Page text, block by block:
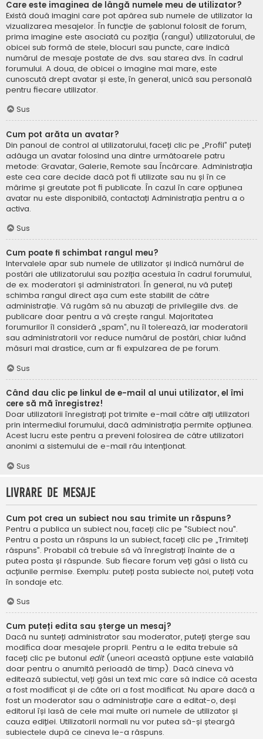
Care este imaginea de lângă numele meu de utilizator?
Există două imagini care pot apărea sub numele de utilizator la
vizualizarea mesajelor. În funcție de șablonul folosit de forum,
prima imagine este asociată cu poziția (rangul) utilizatorului, de
obicei sub formă de stele, blocuri sau puncte, care indică
numărul de mesaje postate de dvs. sau starea dvs. în cadrul
forumului. A doua, de obicei o imagine mai mare, este
cunoscută drept avatar și este, în general, unică sau personală
pentru fiecare utilizator.
Sus
Cum pot arăta un avatar?
Din panoul de control al utilizatorului, faceți clic pe „Profil” puteți
adăuga un avatar folosind una dintre următoarele patru
metode: Gravatar, Galerie, Remote sau Încărcare. Administrația
este cea care decide dacă pot fi utilizate sau nu și în ce
mărime și greutate pot fi publicate. În cazul în care opțiunea
avatar nu este disponibilă, contactați Administrația pentru a o
activa.
Sus
Cum poate fi schimbat rangul meu?
Intervalele apar sub numele de utilizator și indică numărul de
postări ale utilizatorului sau poziția acestuia în cadrul forumului,
de ex. moderatori și administratori. În general, nu vă puteți
schimba rangul direct așa cum este stabilit de către
administrație. Vă rugăm să nu abuzați de privilegiile dvs. de
publicare doar pentru a vă crește rangul. Majoritatea
forumurilor îl consideră „spam”, nu îl tolerează, iar moderatorii
sau administratorii vor reduce numărul de postări, chiar luând
măsuri mai drastice, cum ar fi expulzarea de pe forum.
Sus
Când dau clic pe linkul de e-mail al unui utilizator, el îmi
cere să mă înregistrez!
Doar utilizatorii înregistrați pot trimite e-mail către alți utilizatori
prin intermediul forumului, dacă administrația permite opțiunea.
Acest lucru este pentru a preveni folosirea de către utilizatori
anonimi a sistemului de e-mail rău intenționat.
Sus
Livrare de mesaje
Cum pot crea un subiect nou sau trimite un răspuns?
Pentru a publica un subiect nou, faceți clic pe "Subiect nou".
Pentru a posta un răspuns la un subiect, faceți clic pe „Trimiteți
răspuns”. Probabil că trebuie să vă înregistrați înainte de a
putea posta și răspunde. Sub fiecare forum veți găsi o listă cu
acțiunile permise. Exemplu: puteți posta subiecte noi, puteți vota
în sondaje etc.
Sus
Cum puteți edita sau șterge un mesaj?
Dacă nu sunteți administrator sau moderator, puteți șterge sau
modifica doar mesajele proprii. Pentru a le edita trebuie să
faceți clic pe butonul edit (uneori această opțiune este valabilă
doar pentru o anumită perioadă de timp). Dacă cineva vă
editează subiectul, veți găsi un text mic care să indice că acesta
a fost modificat și de câte ori a fost modificat. Nu apare dacă a
fost un moderator sau o administrație care a editat-o, deși
editorul își lasă de cele mai multe ori numele de utilizator și
cauza ediției. Utilizatorii normali nu vor putea să-și șteargă
subiectele după ce cineva le-a răspuns.